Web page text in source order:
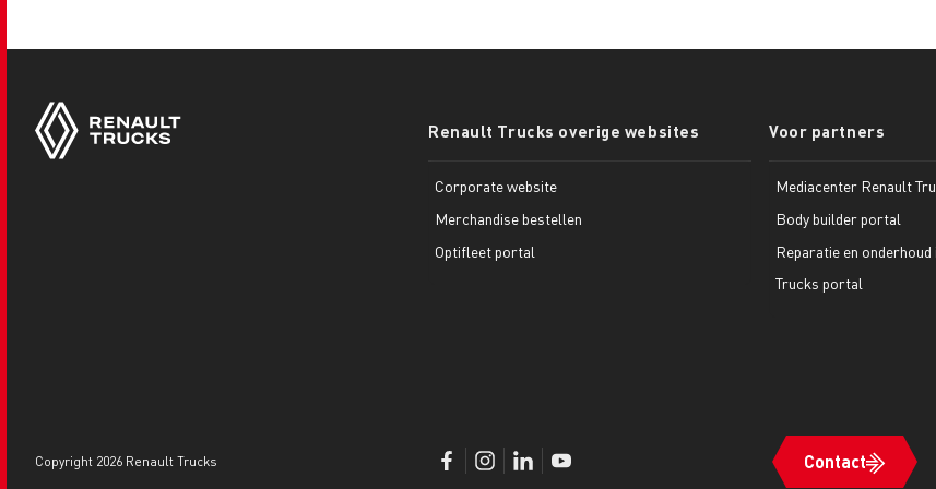
copyright 2026 Renault Trucks
menuRenault Trucks overige websites
Corporate website
Merchandise bestellen
Optifleet portal
Voor partners
Mediacenter Renault
Body builder portal
Reparatie en
Trucks portal
Contact